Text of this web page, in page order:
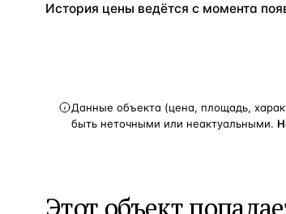
История цены ведётся с момента
Данные объекта (цена, площадь,
быть неточными или неактуальными.